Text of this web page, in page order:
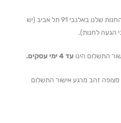
– מהחנות שלנו באלנבי 91 תל אביב (יש
הגעה לחנות).
התשלום הינו עד 4 ימי עסקים.
זהב מרגע אישור התשלום